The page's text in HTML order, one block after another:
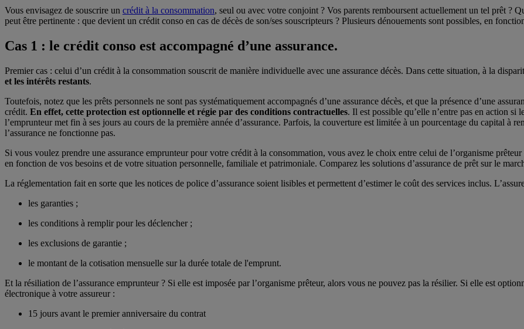
Vous envisagez de souscrire un crédit à la consommation, seul ou avec votre conjoint ? Vos parents remboursent actuellement un tel prêt ?
peut être pertinente : que devient un crédit conso en cas de décès de son/ses souscripteurs ? Plusieurs dénouements sont possibles, en
Cas 1 : le crédit conso est accompagné d’une assurance.
Premier cas : celui d’un crédit à la consommation souscrit de manière individuelle avec une assurance décès. Dans cette situation, à la
et les intérêts restants.
Toutefois, notez que les prêts personnels ne sont pas systématiquement accompagnés d’une assurance décès, et que la présence d’une
crédit. En effet, cette protection est optionnelle et régie par des conditions contractuelles. Il est possible qu’elle n’entre pas en action si
l’emprunteur met fin à ses jours au cours de la première année d’assurance. Parfois, la couverture est limitée à un pourcentage du capital à
l’assurance ne fonctionne pas.
Si vous voulez prendre une assurance emprunteur pour votre crédit à la consommation, vous avez le choix entre celui de l’organisme
en fonction de vos besoins et de votre situation personnelle, familiale et patrimoniale. Comparez les solutions d’assurance de prêt sur le
La réglementation fait en sorte que les notices de police d’assurance soient lisibles et permettent d’estimer le coût des services inclus.
les garanties ;
les conditions à remplir pour les déclencher ;
les exclusions de garantie ;
le montant de la cotisation mensuelle sur la durée totale de l'emprunt.
Et la résiliation de l’assurance emprunteur ? Si elle est imposée par l’organisme prêteur, alors vous ne pouvez pas la résilier. Si elle est
électronique à votre assureur :
15 jours avant le premier anniversaire du contrat